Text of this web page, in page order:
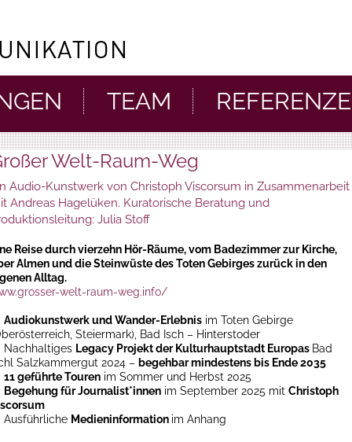
TEAM
Welt-Raum-Weg
Audio-Kunstwerk von Christoph Viscorsum in Zusammenarbeit
Andreas Hagelüken. Kuratorische Beratung und
Julia Stoff
Reise durch vierzehn Hör-Räume, vom Badezimmer zur Kirche,
Almen und die Steinwüste des Toten Gebirges zurück in den
Alltag.
welt-raum-weg.info/
Audiokunstwerk und Wander-Erlebnis im Toten Gebirge
Steiermark), Bad Isch – Hinterstoder
Legacy Projekt der Kulturhauptstadt Europas Bad
Salzkammergut 2024 – begehbar mindestens bis Ende 2035
11 geführte Touren im Sommer und Herbst 2025
Begehung für Journalist*innen im September 2025 mit Christoph
Medieninformation im Anhang